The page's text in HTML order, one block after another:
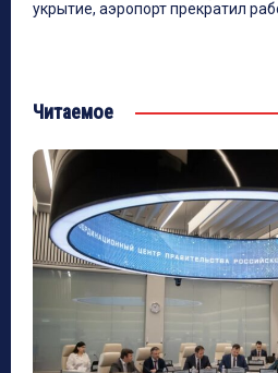
укрытие, аэропорт прекратил
Читаемое